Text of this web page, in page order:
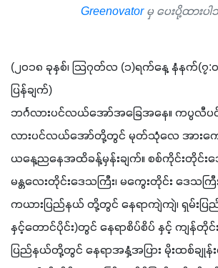
Greenovator မှ ပေးပို့ထားပ
(၂၀၁၈ ခုနှစ်၊ သြဂုတ်လ (၁)ရက်နေ့ နံနက်(၇:
ပြန်ချက်)
ဘင်္ဂလားပင်လယ်အော်အ‌ခြေအနေ။ ကပ္ပလီပင်လယ်ပြင်နှင့် ဘင်္ဂ
လားပင်လယ်အော်တို့တွင် မုတ်သုံလေ အားကေ
ယနေ့ညနေအထိခန့်မှန်းချက်။ စစ်ကိုင်းတိုင်းဒ
မန္တလေးတိုင်းဒေသကြီး၊ မကွေးတိုင်း ဒေသကြီ
ကယားပြည်နယ် တို့တွင် နေရာကျဲကျဲ၊ ရှမ်းပြ
နှင့်တောင်ပိုင်း)တွင် နေရာစိပ်စိပ် နှင့် ကျန်တိုင်
ပြည်နယ်တို့တွင် နေရာအနှံ့အပြား မိုးထစ်ချုန်းရွ